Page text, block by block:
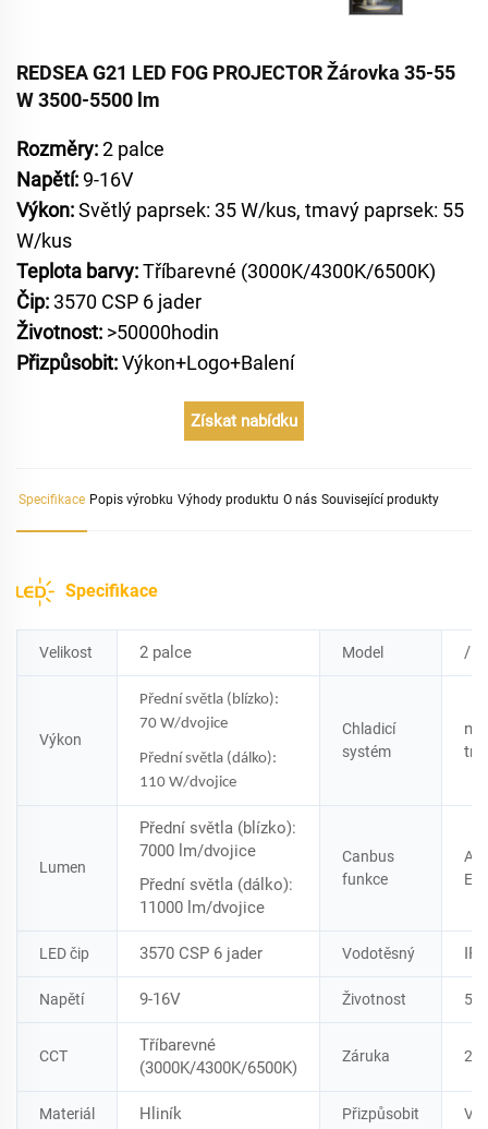
REDSEA G21 LED FOG PROJECTOR Žárovka 35-55
W 3500-5500 lm
Rozměry:2 palce
Napětí:9-16V
Výkon:Světlý paprsek: 35 W/kus, tmavý paprsek: 55
W/kus
Teplota barvy:Tříbarevné (3000K/4300K/6500K)
Čip: 3570 CSP 6 jader
Životnost: >50000hodin
Přizpůsobit:Výkon+Logo+Balení
Získat nabídku
Specifikace Popis výrobku Výhody produktu O nás Související produkty
Specifikace
Velikost 2 palce Model /
Výkon
Přední světla (blízko):
70 W/dvojice
Přední světla (dálko):
110 W/dvojice
Chladicí
systém
Lumen
Přední světla (blízko):
7000 lm/dvojice
Přední světla (dálko):
11000 lm/dvojice
Canbus
funkce
LED čip 3570 CSP 6 jader Vodotěsný
Napětí 9-16V Životnost
CCT
Tříbarevné
(3000K/4300K/6500K)
Záruka 2
Materiál Hliník Přizpůsobit